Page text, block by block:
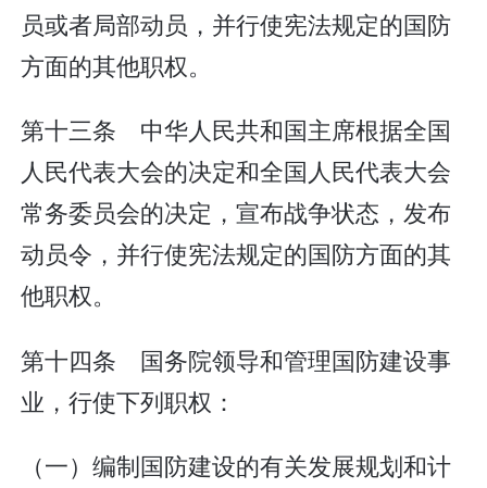
员或者局部动员，并行使宪法规定的国防
方面的其他职权。
第十三条 中华人民共和国主席根据全国
人民代表大会的决定和全国人民代表大会
常务委员会的决定，宣布战争状态，发布
动员令，并行使宪法规定的国防方面的其
他职权。
第十四条 国务院领导和管理国防建设事
业，行使下列职权：
（一）编制国防建设的有关发展规划和计